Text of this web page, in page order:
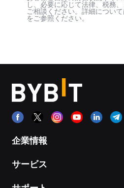
し、必要に応じて法律、税務
ご相談ください。詳細につい
をご参照ください。
企業情報
サービス